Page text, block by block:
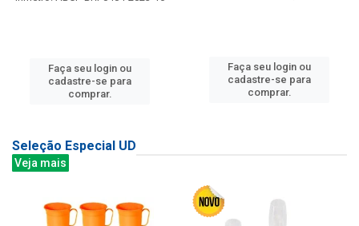
Faça seu login ou
cadastre-se para
comprar.
Faça seu login ou
cadastre-se para
comprar.
Seleção Especial UD
Veja mais